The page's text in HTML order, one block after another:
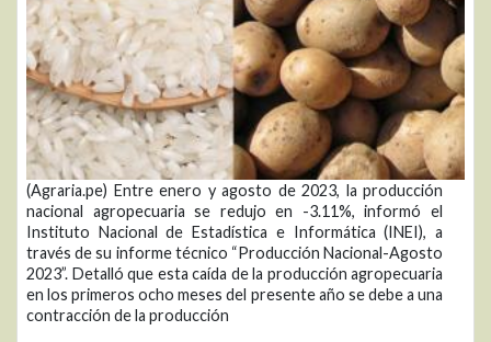
(Agraria.pe) Entre enero y agosto de 2023, la producción
nacional agropecuaria se redujo en -3.11%, informó el
Instituto Nacional de Estadística e Informática (INEI), a
través de su informe técnico “Producción Nacional-Agosto
2023”. Detalló que esta caída de la producción agropecuaria
en los primeros ocho meses del presente año se debe a una
contracción de la producción